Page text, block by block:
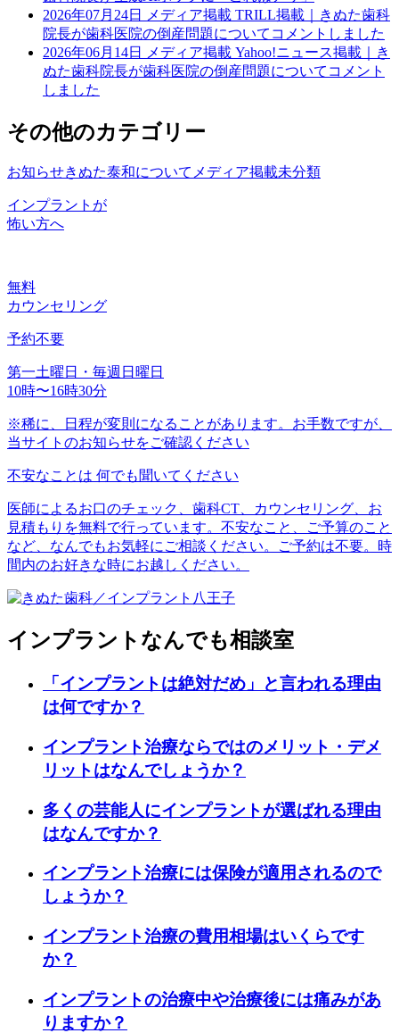
2026年07月24日
メディア掲載 TRILL掲載｜きぬた歯科
院長が歯科医院の倒産問題についてコメントしました
2026年06月14日
メディア掲載 Yahoo!ニュース掲載｜き
ぬた歯科院長が歯科医院の倒産問題についてコメント
しました
その他のカテゴリー
お知らせきぬた泰和について メディア掲載未分類
インプラントが
怖い方へ
無料
カウンセリング
予約不要
第一土曜日・毎週日曜日
10時〜16時30分
※稀に、日程が変則になることがあります。お手数ですが、
当サイトのお知らせをご確認ください
不安なことは 何でも聞いてください
医師によるお口のチェック、歯科CT、カウンセリング、お
見積もりを無料で行っています。不安なこと、ご予算のこと
など、なんでもお気軽にご相談ください。ご予約は不要。時
間内のお好きな時にお越しください。
インプラントなんでも相談室
「インプラントは絶対だめ」と言われる理由
は何ですか？
インプラント治療ならではのメリット・デメ
リットはなんでしょうか？
多くの芸能人にインプラントが選ばれる理由
はなんですか？
インプラント治療には保険が適用されるので
しょうか？
インプラント治療の費用相場はいくらです
か？
インプラントの治療中や治療後には痛みがあ
りますか？